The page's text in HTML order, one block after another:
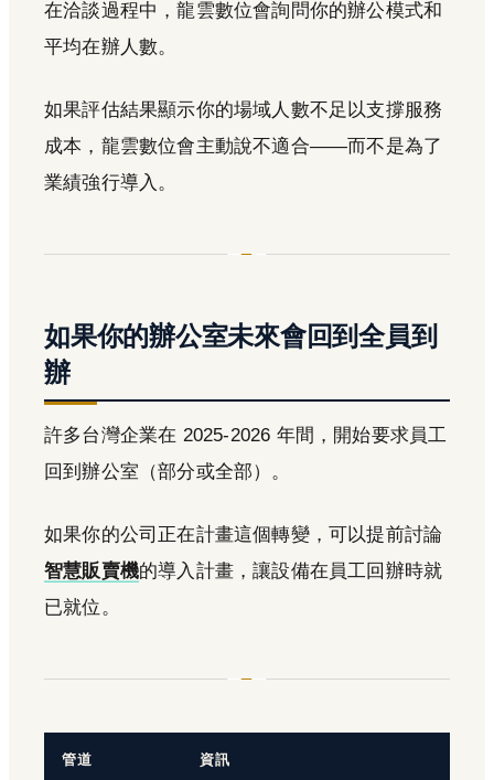
在洽談過程中，龍雲數位會詢問你的辦公模式和
平均在辦人數。
如果評估結果顯示你的場域人數不足以支撐服務
成本，龍雲數位會主動說不適合——而不是為了
業績強行導入。
如果你的辦公室未來會回到全員到
辦
許多台灣企業在 2025-2026 年間，開始要求員工
回到辦公室（部分或全部）。
如果你的公司正在計畫這個轉變，可以提前討論
智慧販賣機的導入計畫，讓設備在員工回辦時就
已就位。
管道 資訊